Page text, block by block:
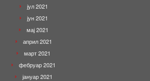
јул 2021
јун 2021
мај 2021
април 2021
март 2021
фебруар 2021
јануар 2021